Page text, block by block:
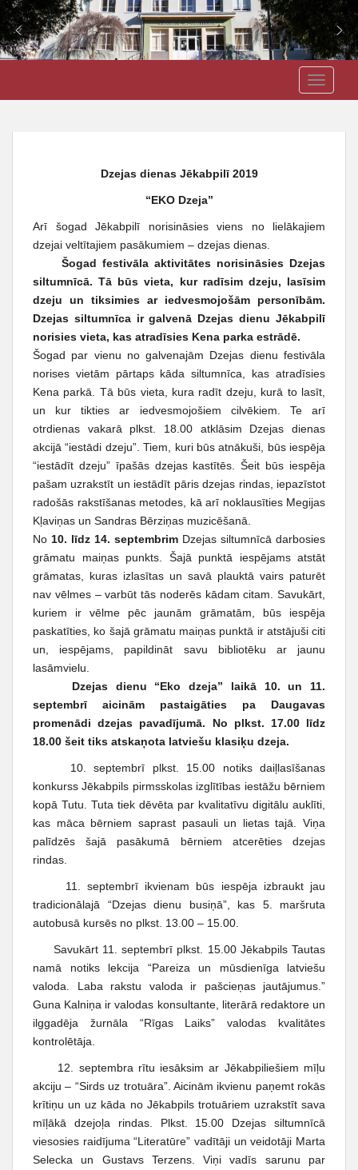
i
Dzejas dienas Jēkabpilī 2019
“EKO Dzeja”
Arī šogad Jēkabpilī norisināsies viens no lielākajiem
dzejai veltītajiem pasākumiem – dzejas dienas.
Šogad festivāla aktivitātes norisināsies Dzejas
siltumnīcā. Tā būs vieta, kur radīsim dzeju, lasīsim
dzeju un tiksimies ar iedvesmojošām personībām.
Dzejas siltumnīca ir galvenā Dzejas dienu Jēkabpilī
norisies vieta, kas atradīsies Kena parka estrādē.
Šogad par vienu no galvenajām Dzejas dienu festivāla
norises vietām pārtaps kāda siltumnīca, kas atradīsies
Kena parkā. Tā būs vieta, kura radīt dzeju, kurā to lasīt,
un kur tikties ar iedvesmojošiem cilvēkiem. Te arī
otrdienas vakarā plkst. 18.00 atklāsim Dzejas dienas
akcijā “iestādi dzeju”. Tiem, kuri būs atnākuši, būs iespēja
“iestādīt dzeju” īpašās dzejas kastītēs. Šeit būs iespēja
pašam uzrakstīt un iestādīt pāris dzejas rindas, iepazīstot
radošās rakstīšanas metodes, kā arī noklausīties Megijas
Kļaviņas un Sandras Bērziņas muzicēšanā.
No 10. līdz 14. septembrim Dzejas siltumnīcā darbosies
grāmatu maiņas punkts. Šajā punktā iespējams atstāt
grāmatas, kuras izlasītas un savā plauktā vairs paturēt
nav vēlmes – varbūt tās noderēs kādam citam. Savukārt,
kuriem ir vēlme pēc jaunām grāmatām, būs iespēja
paskatīties, ko šajā grāmatu maiņas punktā ir atstājuši citi
un, iespējams, papildināt savu bibliotēku ar jaunu
lasāmvielu.
Dzejas dienu “Eko dzeja” laikā 10. un 11.
septembrī aicinām pastaigāties pa Daugavas
promenādi dzejas pavadījumā. No plkst. 17.00 līdz
18.00 šeit tiks atskaņota latviešu klasiķu dzeja.
10. septembrī plkst. 15.00 notiks daiļlasīšanas
konkurss Jēkabpils pirmsskolas izglītības iestāžu bērniem
kopā Tutu. Tuta tiek dēvēta par kvalitatīvu digitālu auklīti,
kas māca bērniem saprast pasauli un lietas tajā. Viņa
palīdzēs šajā pasākumā bērniem atcerēties dzejas
rindas.
11. septembrī ikvienam būs iespēja izbraukt jau
tradicionālajā “Dzejas dienu busiņā”, kas 5. maršruta
autobusā kursēs no plkst. 13.00 – 15.00.
Savukārt 11. septembrī plkst. 15.00 Jēkabpils Tautas
namā notiks lekcija “Pareiza un mūsdienīga latviešu
valoda. Laba rakstu valoda ir pašcieņas jautājumus.”
Guna Kalniņa ir valodas konsultante, literārā redaktore un
ilggadēja žurnāla “Rīgas Laiks” valodas kvalitātes
kontrolētāja.
12. septembra rītu iesāksim ar Jēkabpiliešiem mīļu
akciju – “Sirds uz trotuāra”. Aicinām ikvienu paņemt rokās
krītiņu un uz kāda no Jēkabpils trotuāriem uzrakstīt sava
mīļākā dzejoļa rindas. Plkst. 15.00 Dzejas siltumnīcā
viesosies raidījuma “Literatūre” vadītāji un veidotāji Marta
Selecka un Gustavs Terzens. Viņi vadīs sarunu par